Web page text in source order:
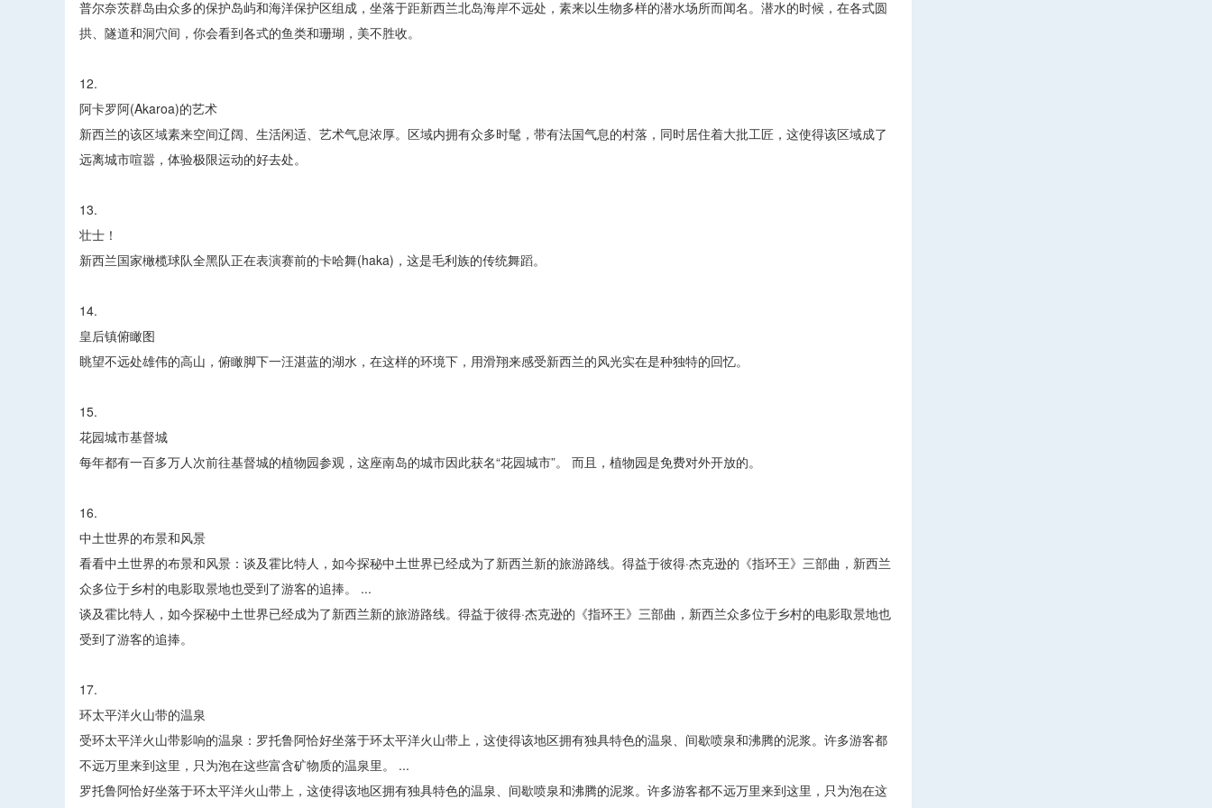
普尔奈茨群岛由众多的保护岛屿和海洋保护区组成，坐落于距新西兰北岛海岸不远处，素来以生物多样的潜水场所而闻名。潜水的时候，在各式圆
拱、隧道和洞穴间，你会看到各式的鱼类和珊瑚，美不胜收。
12.
阿卡罗阿(Akaroa)的艺术
新西兰的该区域素来空间辽阔、生活闲适、艺术气息浓厚。区域内拥有众多时髦，带有法国气息的村落，同时居住着大批工匠，这使得该区域成了
远离城市喧嚣，体验极限运动的好去处。
13.
壮士！
新西兰国家橄榄球队全黑队正在表演赛前的卡哈舞(haka)，这是毛利族的传统舞蹈。
14.
皇后镇俯瞰图
眺望不远处雄伟的高山，俯瞰脚下一汪湛蓝的湖水，在这样的环境下，用滑翔来感受新西兰的风光实在是种独特的回忆。
15.
花园城市基督城
每年都有一百多万人次前往基督城的植物园参观，这座南岛的城市因此获名“花园城市”。 而且，植物园是免费对外开放的。
16.
中土世界的布景和风景
看看中土世界的布景和风景：谈及霍比特人，如今探秘中土世界已经成为了新西兰新的旅游路线。得益于彼得·杰克逊的《指环王》三部曲，新西兰
众多位于乡村的电影取景地也受到了游客的追捧。 ...
谈及霍比特人，如今探秘中土世界已经成为了新西兰新的旅游路线。得益于彼得·杰克逊的《指环王》三部曲，新西兰众多位于乡村的电影取景地也
受到了游客的追捧。
17.
环太平洋火山带的温泉
受环太平洋火山带影响的温泉：罗托鲁阿恰好坐落于环太平洋火山带上，这使得该地区拥有独具特色的温泉、间歇喷泉和沸腾的泥浆。许多游客都
不远万里来到这里，只为泡在这些富含矿物质的温泉里。 ...
罗托鲁阿恰好坐落于环太平洋火山带上，这使得该地区拥有独具特色的温泉、间歇喷泉和沸腾的泥浆。许多游客都不远万里来到这里，只为泡在这